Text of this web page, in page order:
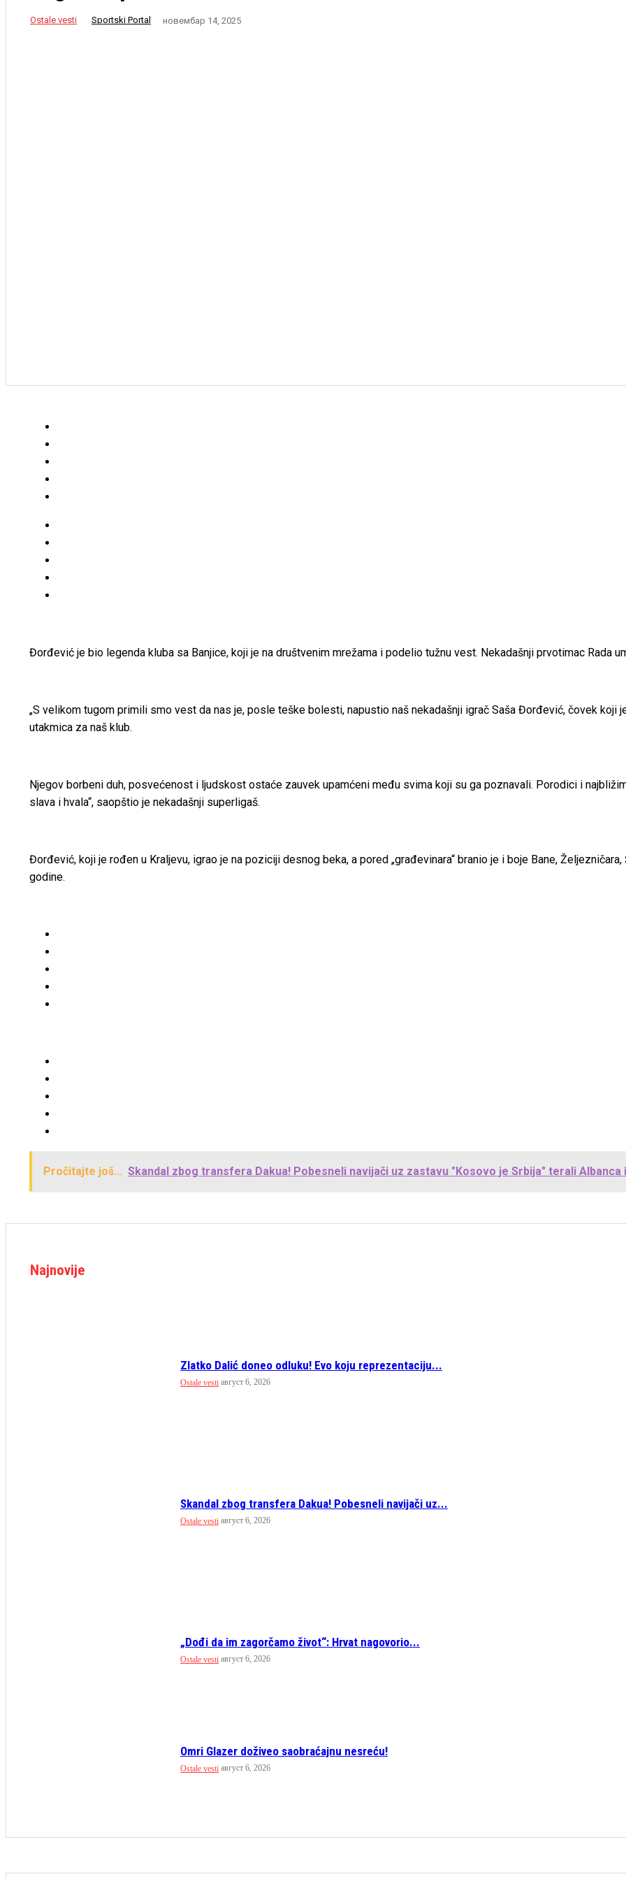
Ostale vesti Sportski Portal новембар 14, 2025
Đorđević je bio legenda kluba sa Banjice, koji je na društvenim mrežama i podelio tužnu vest. Nekadašnji prvotimac Rada
„S velikom tugom primili smo vest da nas je, posle teške bolesti, napustio naš nekadašnji igrač Saša Đorđević, čovek koji
utakmica za naš klub.
Njegov borbeni duh, posvećenost i ljudskost ostaće zauvek upamćeni među svima koji su ga poznavali. Porodici i
slava i hvala“, saopštio je nekadašnji superligaš.
Đorđević, koji je rođen u Kraljevu, igrao je na poziciji desnog beka, a pored „građevinara“ branio je i boje Bane, Željezničara,
godine.
Pročitajte još... Skandal zbog transfera Dakua! Pobesneli navijači uz zastavu "Kosovo je Srbija" terali Albanca
Najnovije
Zlatko Dalić doneo odluku! Evo koju reprezentaciju...
Ostale vesti август 6, 2026
Skandal zbog transfera Dakua! Pobesneli navijači uz...
Ostale vesti август 6, 2026
„Dođi da im zagorčamo život“: Hrvat nagovorio...
Ostale vesti август 6, 2026
Omri Glazer doživeo saobraćajnu nesreću!
Ostale vesti август 6, 2026